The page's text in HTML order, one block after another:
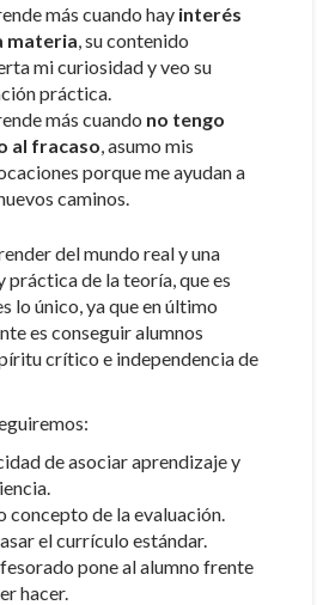
más cuando hay interés
materia, su contenido
mi curiosidad y veo su
práctica.
más cuando no tengo
al fracaso, asumo mis
porque me ayudan a
caminos.
del mundo real y una
de la teoría, que es
lo único, ya que en último
es conseguir alumnos
crítico e independencia de
de asociar aprendizaje y
concepto de la evaluación.
el currículo estándar.
pone al alumno frente
hacer.